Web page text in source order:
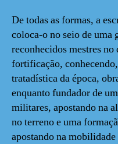
De todas as formas, a
coloca-o no seio de uma
reconhecidos mestres
fortificação,
tratadística da época,
enquanto fundador de
militares, apostando na
no terreno e uma
apostando na